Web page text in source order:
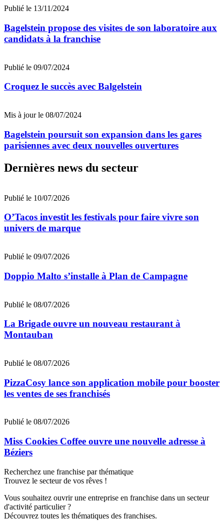
Publié le 13/11/2024
Bagelstein propose des visites de son laboratoire aux
candidats à la franchise
Publié le 09/07/2024
Croquez le succès avec Balgelstein
Mis à jour le 08/07/2024
Bagelstein poursuit son expansion dans les gares
parisiennes avec deux nouvelles ouvertures
Dernières news du secteur
Publié le 10/07/2026
O’Tacos investit les festivals pour faire vivre son
univers de marque
Publié le 09/07/2026
Doppio Malto s’installe à Plan de Campagne
Publié le 08/07/2026
La Brigade ouvre un nouveau restaurant à
Montauban
Publié le 08/07/2026
PizzaCosy lance son application mobile pour booster
les ventes de ses franchisés
Publié le 08/07/2026
Miss Cookies Coffee ouvre une nouvelle adresse à
Béziers
Recherchez une franchise par thématique
Trouvez le secteur de vos rêves !
Vous souhaitez ouvrir une entreprise en franchise dans un secteur
d'activité particulier ?
Découvrez toutes les thématiques des franchises.